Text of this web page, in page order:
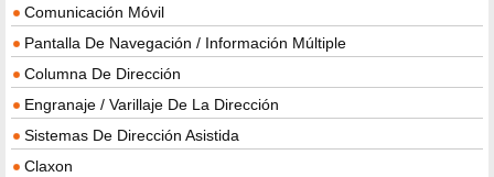
Comunicación Móvil
Pantalla De Navegación / Información Múltiple
Columna De Dirección
Engranaje / Varillaje De La Dirección
Sistemas De Dirección Asistida
Claxon